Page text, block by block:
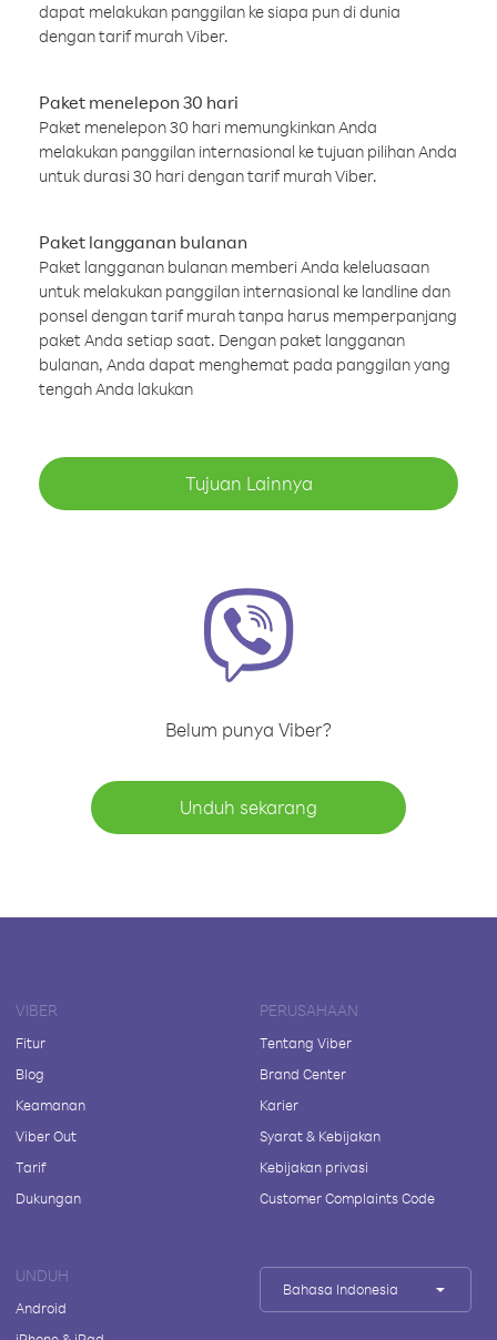
dapat melakukan panggilan ke siapa pun di dunia
dengan tarif murah Viber.
Paket menelepon 30 hari
Paket menelepon 30 hari memungkinkan Anda
melakukan panggilan internasional ke tujuan pilihan Anda
untuk durasi 30 hari dengan tarif murah Viber.
Paket langganan bulanan
Paket langganan bulanan memberi Anda keleluasaan
untuk melakukan panggilan internasional ke landline dan
ponsel dengan tarif murah tanpa harus memperpanjang
paket Anda setiap saat. Dengan paket langganan
bulanan, Anda dapat menghemat pada panggilan yang
tengah Anda lakukan
Tujuan Lainnya
Belum punya Viber?
Unduh sekarang
VIBER
Fitur
Blog
Keamanan
Viber Out
Tarif
Dukungan
PERUSAHAAN
Tentang Viber
Brand Center
Karier
Syarat & Kebijakan
Kebijakan privasi
Customer Complaints Code
UNDUH
Android
Bahasa Indonesia